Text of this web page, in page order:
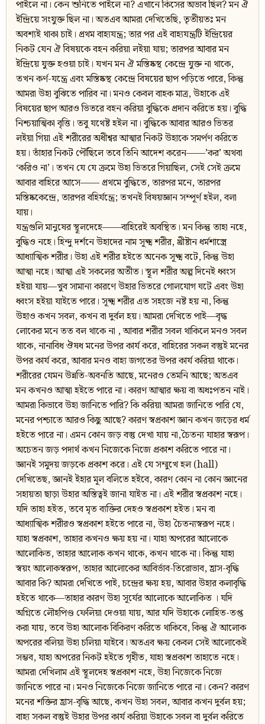
পাইলে না। কেন শুনিতে পাইলে না? এখানে কিসের অভাব ছিল? মন ঐ
ইন্দ্রিয়ে সংযুক্ত ছিল না। অতএব আমরা দেখিতেছি, তৃতীয়তঃ মন
অবশ্যই থাকা চাই। প্রথম বাহ্যযন্ত্র; তার পর এই বাহ্যযন্ত্রটি ইন্দ্রিয়ের
নিকট যেন ঐ বিষয়কে বহন করিয়া লইয়া যায়; তারপর আবার মন
ইন্দ্রিয়ে যুক্ত হওয়া চাই। যখন মন ঐ মস্তিষ্কস্থ কেন্দ্রে যুক্ত না থাকে,
তখন কর্ণ-যন্ত্রে এবং মস্তিষ্কস্থ কেন্দ্রে বিষয়ের ছাপ পড়িতে পারে, কিন্তু
আমরা উহা বুঝিতে পারিব না। মনও কেবল বাহক মাত্র, উহাকে এই
বিষয়ের ছাপ আরও ভিতরে বহন করিয়া বুদ্ধিকে প্রদান করিতে হয়। বুদ্ধি
নিশ্চয়াত্মিকা বৃত্তি। তবু যথেষ্ট হইল না। বুদ্ধিকে আবার আরও ভিতর
লইয়া গিয়া এই শরীরের অধীশ্বর আত্মার নিকট উহাকে সমর্পণ করিতে
হয়। তাঁহার নিকট পৌঁছিলে তবে তিনি আদেশ করেন——’কর’ অথবা
‘করিও না’। তখন যে যে ক্রমে উহা ভিতরে গিয়াছিল, সেই সেই ক্রমে
আবার বাহিরে আসে—— প্রথমে বুদ্ধিতে, তারপর মনে, তারপর
মস্তিষ্ককেন্দ্রে, তারপর বহির্যন্ত্রে; তখনই বিষয়জ্ঞান সম্পূর্ণ হইল, বলা
যায়।
যন্ত্রগুলি মানুষের স্থূলদেহে——বাহিরেই অবস্থিত। মন কিন্তু তাহা নহে,
বুদ্ধিও নহে। হিন্দু দর্শনে উহাদের নাম সূক্ষ্ম শরীর, খ্রীষ্টান ধর্মশাস্ত্রে
আধ্যাত্মিক শরীর। উহা এই শরীর হইতে অনেক সূক্ষ্ম বটে, কিন্তু উহা
আত্মা নহে। আত্মা এই সকলের অতীত। স্থূল শরীর অল্প দিনেই ধ্বংস
হইয়া যায়—খুব সামান্য কারণে উহার ভিতরে গোলযোগ ঘটে এবং উহা
ধ্বংস হইয়া যাইতে পারে। সূক্ষ্ম শরীর এত সহজে নষ্ট হয় না, কিন্তু
উহাও কখন সবল, কখন বা দুর্বল হয়। আমরা দেখিতে পাই—বৃদ্ধ
লোকের মনে তত বল থাকে না , আবার শরীর সবল থাকিলে মনও সবল
থাকে, নানাবিধ ঔষধ মনের উপর কার্য করে, বাহিরের সকল বস্তুই মনের
উপর কার্য করে, আবার মনও বাহ্য জগতের উপর কার্য করিয়া থাকে।
শরীরের যেমন উন্নতি-অবনতি আছে, মনেরও তেমনি আছে; অতএব
মন কখনও আত্মা হইতে পারে না। কারণ আত্মার ক্ষয় বা অধঃপতন নাই।
আমরা কিভাবে উহা জানিতে পারি? কি করিয়া আমরা জানিতে পারি যে,
মনের পশ্চাতে আরও কিছু আছে? কারণ স্বপ্রকাশ জ্ঞান কখন জড়ের ধর্ম
হইতে পারে না। এমন কোন জড় বস্তু দেখা যায় না,চৈতন্য যাহার স্বরূপ।
অচেতন জড় পদার্থ কখন নিজেকে নিজে প্রকাশ করিতে পারে না।
জ্ঞানই সমুদয় জড়কে প্রকাশ করে। এই যে সম্মুখে হল (hall)
দেখিতেছ, জ্ঞানই ইহার মূল বলিতে হইবে, কারণ কোন না কোন জ্ঞানের
সহায়তা ছাড়া উহার অস্তিত্বই জানা যাইত না। এই শরীর স্বপ্রকাশ নহে।
যদি তাহা হইত, তবে মৃত ব্যক্তির দেহও স্বপ্রকাশ হইত। মন বা
আধ্যাত্মিক শরীরও স্বপ্রকাশ হইতে পারে না, উহা চৈতন্যস্বরূপ নহে।
যাহা স্বপ্রকাশ, তাহার কখনও ক্ষয় হয় না। যাহা অপরের আলোকে
আলোকিত, তাহার আলোক কখন থাকে, কখন থাকে না। কিন্তু যাহা
স্বয়ং আলোকস্বরূপ, তাহার আলোকের আবির্ভাব-তিরোভাব, হ্রাস-বৃদ্ধি
আবার কি? আমরা দেখিতে পাই, চন্দ্রের ক্ষয় হয়, আবার উহার কলাবৃদ্ধি
হইতে থাকে—তাহার কারণ উহা সূর্যের আলোকে আলোকিত । যদি
অগ্নিতে লৌহপিণ্ড ফেলিয়া দেওয়া যায়, আর যদি উহাকে লোহিত-তপ্ত
করা যায়, তবে উহা আলোক বিকিরণ করিতে থাকিবে, কিন্তু ঐ আলোক
অপরের বলিয়া উহা চলিয়া যাইবে। অতএব ক্ষয় কেবল সেই আলোকেই
সম্ভব, যাহা অপরের নিকট হইতে গৃহীত, যাহা স্বপ্রকাশ তাহাতে নহে।
আমরা দেখিলাম এই স্থূলদেহ স্বপ্রকাশ নহে, উহা নিজেকে নিজে
জানিতে পারে না। মনও নিজেকে নিজে জানিতে পারে না। কেন? কারণ
মনের শক্তির হ্রাস-বৃদ্ধি আছে, কখন উহা সবল, আবার কখন দুর্বল হয়;
বাহ্য সকল বস্তুই উহার উপর কার্য করিয়া উহাকে সবল বা দুর্বল করিতে